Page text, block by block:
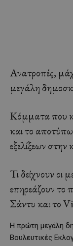
Ανατροπές,
μεγάλη
Κόμματα που
και το
εξελίξεων
Τι δείχνουν οι
επηρεάζουν το
Σάντυ και το
Η πρώτη μεγάλη
Βουλευτικές